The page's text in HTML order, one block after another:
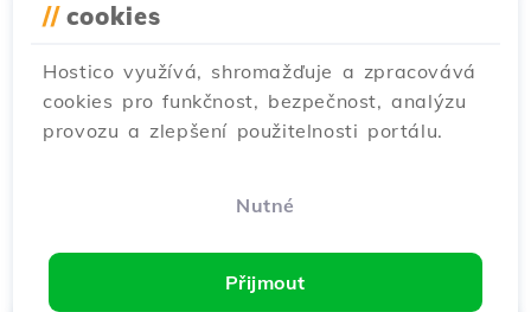
// cookies
Hostico využívá, shromažďuje a zpracovává
cookies pro funkčnost, bezpečnost, analýzu
provozu a zlepšení použitelnosti portálu.
Nutné
Přijmout